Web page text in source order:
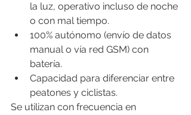
la luz, operativo incluso de noche
o con mal tiempo.
100% autónomo (envío de datos
manual o vía red GSM) con
batería.
Capacidad para diferenciar entre
peatones y ciclistas.
Se utilizan con frecuencia en